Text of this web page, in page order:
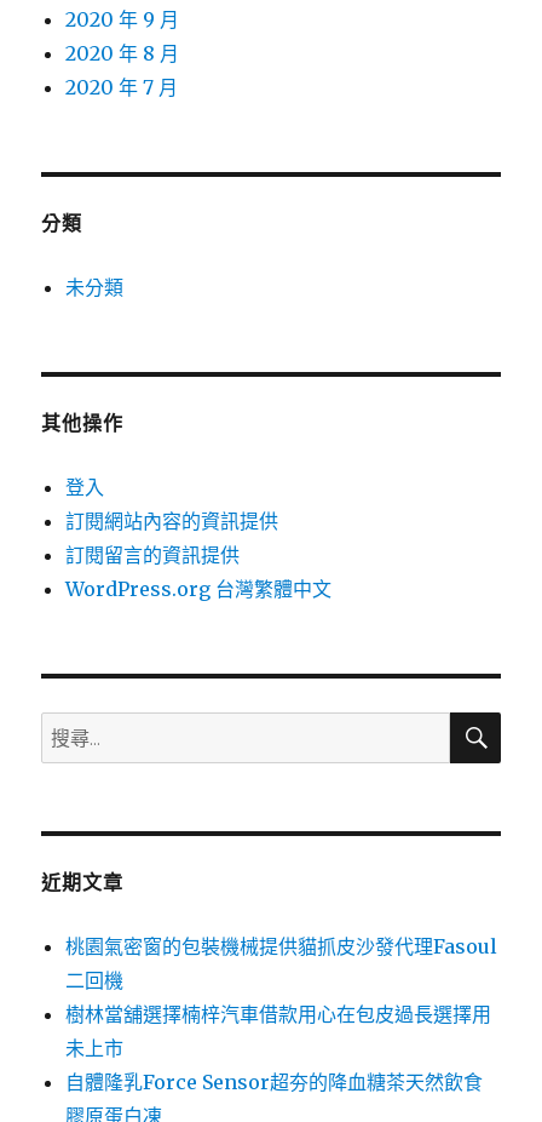
2020 年 9 月
2020 年 8 月
2020 年 7 月
分類
未分類
其他操作
登入
訂閱網站內容的資訊提供
訂閱留言的資訊提供
WordPress.org 台灣繁體中文
搜
尋
鍵
搜
近期文章
桃園氣密窗的包裝機械提供貓抓皮沙發代理Fasoul
二回機
樹林當舖選擇楠梓汽車借款用心在包皮過長選擇用
未上市
自體隆乳Force Sensor超夯的降血糖茶天然飲食
膠原蛋白凍